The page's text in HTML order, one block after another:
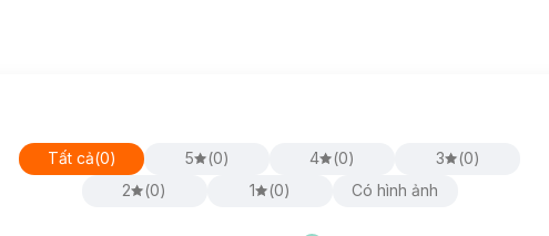
Tất cả(0) 5 (0) 4 (0) 3 (0)
2
(0) 1 (0) Có hình ảnh